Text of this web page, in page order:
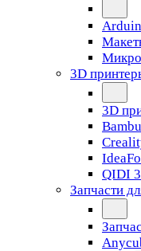
3D
3D
QIDI
Запчасти